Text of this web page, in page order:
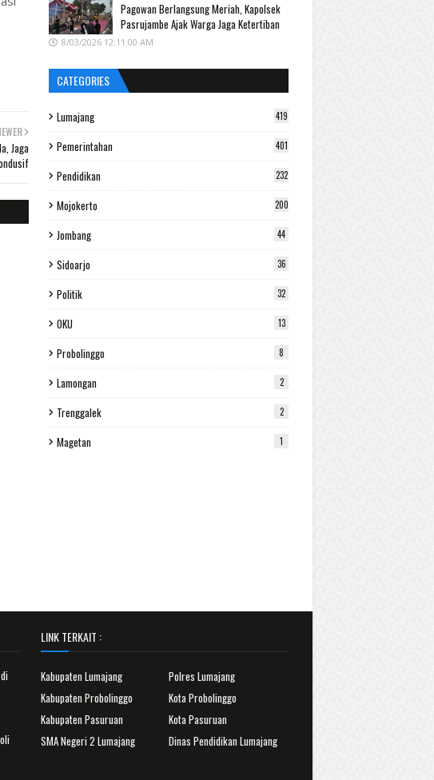
Jaga
Pagowan Berlangsung Meriah, Kapolsek
Pasrujambe Ajak Warga Jaga Ketertiban
8/03/2026 12:11:00 AM
CATEGORIES
Lumajang 419
Pemerintahan 401
Pendidikan 232
Mojokerto 200
Jombang 44
Sidoarjo 36
Politik 32
OKU 13
Probolinggo 8
Lamongan 2
Trenggalek 2
Magetan 1
LINK TERKAIT :
Kabupaten Lumajang
Polres Lumajang
Kabupaten Probolinggo
Kota Probolinggo
Kabupaten Pasuruan
Kota Pasuruan
SMA Negeri 2 Lumajang
Dinas Pendidikan Lumajang